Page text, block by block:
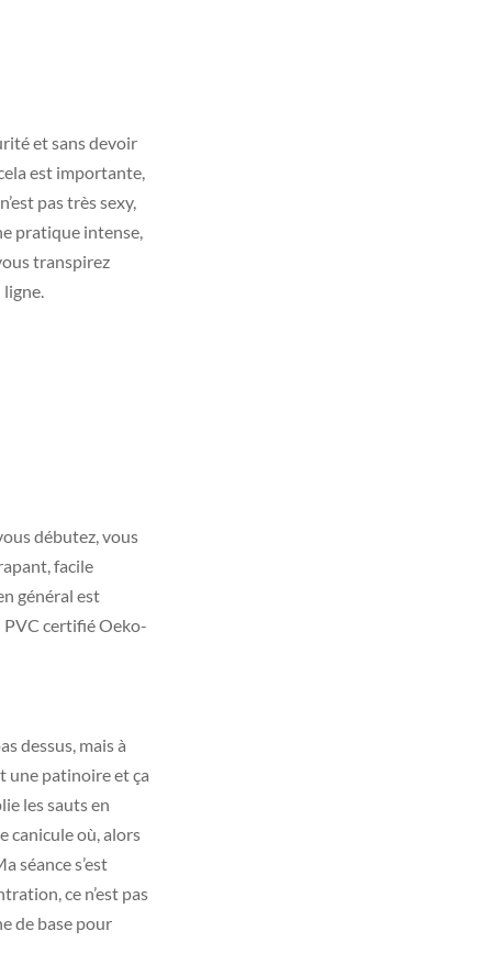
et sans devoir
est importante,
pas très sexy,
pratique intense,
transpirez
ligne.
débutez, vous
facile
général est
PVC certifié Oeko-
dessus, mais à
une patinoire et ça
les sauts en
canicule où, alors
séance s’est
ce n’est pas
de base pour